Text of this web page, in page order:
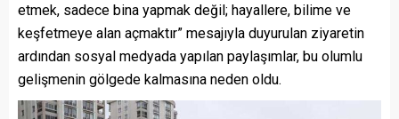
etmek, sadece bina yapmak değil; hayallere, bilime ve
keşfetmeye alan açmaktır” mesajıyla duyurulan ziyaretin
ardından sosyal medyada yapılan paylaşımlar, bu olumlu
gelişmenin gölgede kalmasına neden oldu.